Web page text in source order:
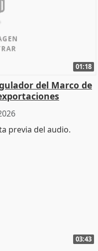
01:18
del Marco de
03:43